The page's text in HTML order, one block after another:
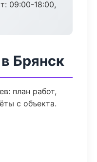
09:00-18:00,
Брянск
план работ,
с объекта.